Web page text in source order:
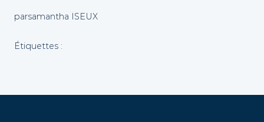
parsamantha ISEUX
Étiquettes :